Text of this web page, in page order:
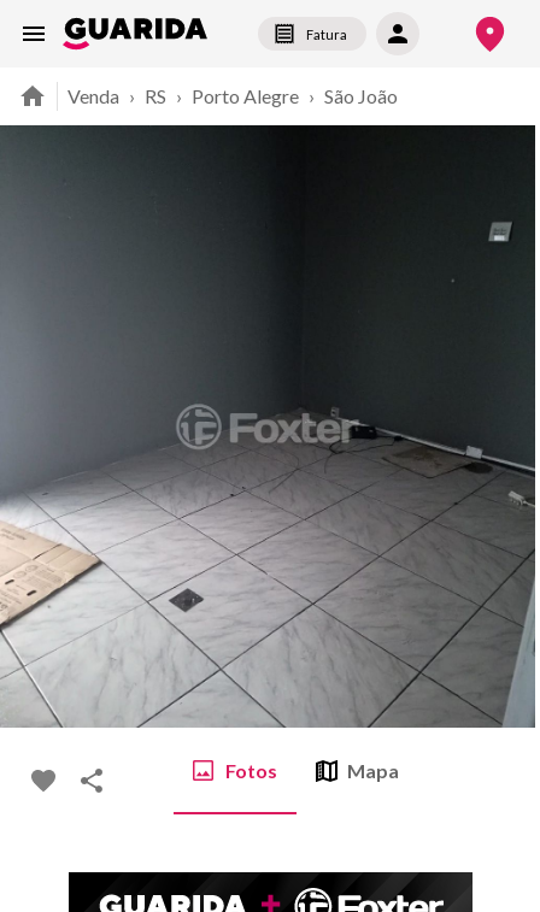
Fatura
Venda › RS › Porto Alegre › São João
Fotos Mapa